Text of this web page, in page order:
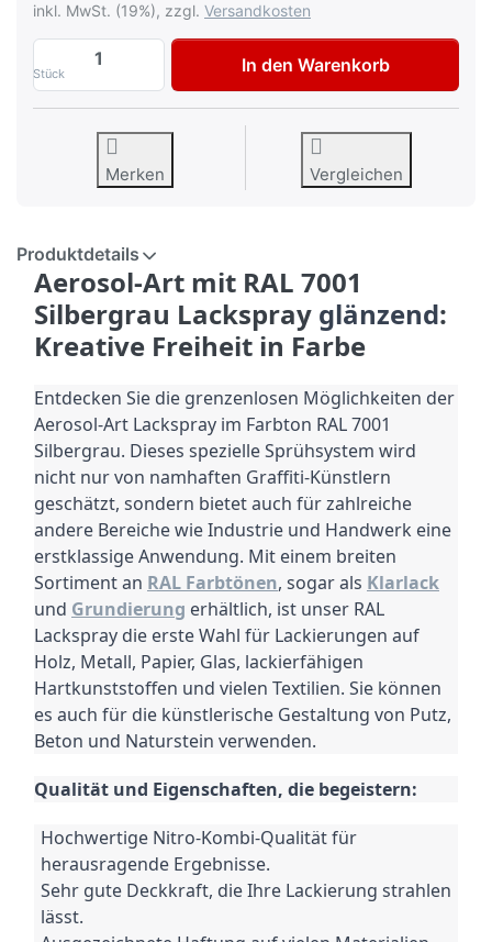
inkl. MwSt. (19%), zzgl. Versandkosten
Stück
Dupli Color Aerosol Art Lackspray RAL
In den Warenkorb
Merken Vergleichen
Produktdetails
Aerosol-Art mit RAL 7001
Silbergrau Lackspray glänzend:
Kreative Freiheit in Farbe
Entdecken Sie die grenzenlosen Möglichkeiten der
Aerosol-Art Lackspray im Farbton RAL 7001
Silbergrau. Dieses spezielle Sprühsystem wird
nicht nur von namhaften Graffiti-Künstlern
geschätzt, sondern bietet auch für zahlreiche
andere Bereiche wie Industrie und Handwerk eine
erstklassige Anwendung. Mit einem breiten
Sortiment an RAL Farbtönen, sogar als Klarlack
und Grundierung erhältlich, ist unser RAL
Lackspray die erste Wahl für Lackierungen auf
Holz, Metall, Papier, Glas, lackierfähigen
Hartkunststoffen und vielen Textilien. Sie können
es auch für die künstlerische Gestaltung von Putz,
Beton und Naturstein verwenden.
Qualität und Eigenschaften, die begeistern:
Hochwertige Nitro-Kombi-Qualität für
herausragende Ergebnisse.
Sehr gute Deckkraft, die Ihre Lackierung strahlen
lässt.